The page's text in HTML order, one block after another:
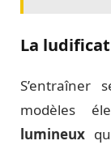
La
S’entraîner
modèles
lumineux